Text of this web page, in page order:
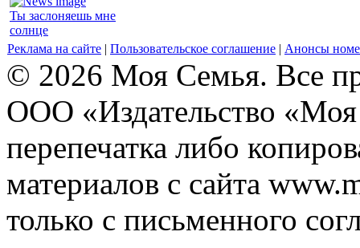
Ты заслоняешь мне
солнце
Реклама на сайте | Пользовательское соглашение | Анонсы
© 2026 Моя Семья. Все
ООО «Издательство
перепечатка либо
материалов с сайта
только с письменного